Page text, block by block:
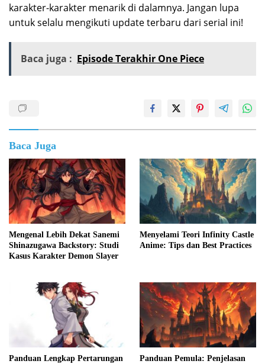
karakter-karakter menarik di dalamnya. Jangan lupa
untuk selalu mengikuti update terbaru dari serial ini!
Baca juga : Episode Terakhir One Piece
Baca Juga
Mengenal Lebih Dekat Sanemi
Shinazugawa Backstory: Studi
Kasus Karakter Demon Slayer
Menyelami Teori Infinity Castle
Anime: Tips dan Best Practices
Panduan Lengkap Pertarungan
Panduan Pemula: Penjelasan